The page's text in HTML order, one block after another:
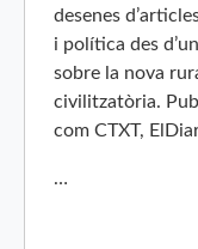
desenes
i política des
sobre la nova
civilitzatòria.
com CTXT,
…